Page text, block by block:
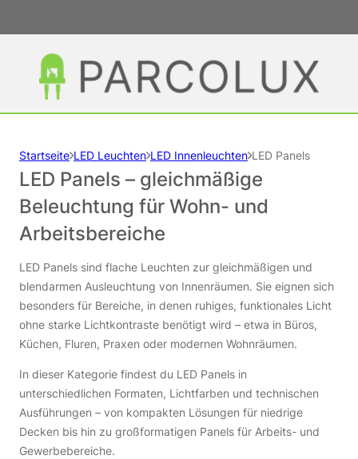
Startseite LED Leuchten LED Innenleuchten LED Panels
LED Panels – gleichmäßige
Beleuchtung für Wohn- und
Arbeitsbereiche
LED Panels sind flache Leuchten zur gleichmäßigen und
blendarmen Ausleuchtung von Innenräumen. Sie eignen sich
besonders für Bereiche, in denen ruhiges, funktionales Licht
ohne starke Lichtkontraste benötigt wird – etwa in Büros,
Küchen, Fluren, Praxen oder modernen Wohnräumen.
In dieser Kategorie findest du LED Panels in
unterschiedlichen Formaten, Lichtfarben und technischen
Ausführungen – von kompakten Lösungen für niedrige
Decken bis hin zu großformatigen Panels für Arbeits- und
Gewerbebereiche.